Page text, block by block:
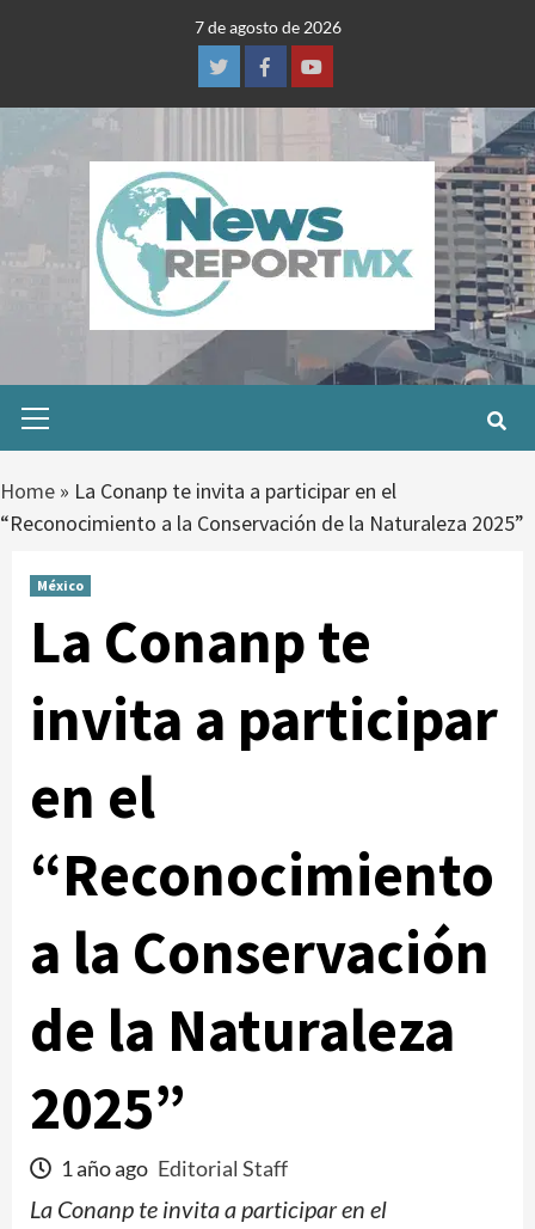
7 de agosto de 2026
TwitterFacebookYoutube
Menu
Home » La Conanp te invita a participar en el
“Reconocimiento a la Conservación de la Naturaleza 2025”
México
La Conanp te
invita a participar
en el
“Reconocimiento
a la Conservación
de la Naturaleza
2025”
1 año ago Editorial Staff
La Conanp te invita a participar en el